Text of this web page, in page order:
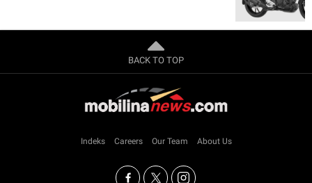
BACK TO TOP
Indeks Careers Our Team About Us